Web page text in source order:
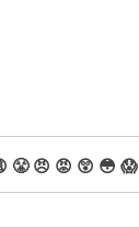
😤 😠 😡 😲 😳 😱